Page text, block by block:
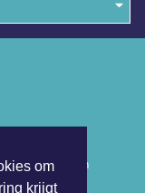
om
krijgt
- Alle rechten